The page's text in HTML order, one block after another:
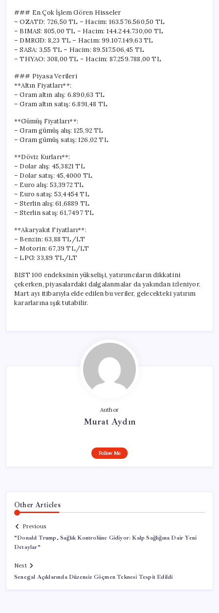
### En Çok İşlem Gören Hisseler
– OZATD: 726,50 TL – Hacim: 163.576.560,50 TL
– BIMAS: 805,00 TL – Hacim: 144.244.730,00 TL
– DMRGD: 8,23 TL – Hacim: 99.107.149,63 TL
– SASA: 3,55 TL – Hacim: 89.517.506,45 TL
– THYAO: 308,00 TL – Hacim: 87.259.788,00 TL
### Piyasa Verileri
**Altın Fiyatları**:
– Gram altın alış: 6.890,63 TL
– Gram altın satış: 6.891,48 TL
**Gümüş Fiyatları**:
– Gram gümüş alış: 125,92 TL
– Gram gümüş satış: 126,02 TL
**Döviz Kurları**:
– Dolar alış: 45,3821 TL
– Dolar satış: 45,4000 TL
– Euro alış: 53,3972 TL
– Euro satış: 53,4454 TL
– Sterlin alış: 61,6889 TL
– Sterlin satış: 61,7497 TL
**Akaryakıt Fiyatları**:
– Benzin: 63,88 TL/LT
– Motorin: 67,39 TL/LT
– LPG: 33,89 TL/LT
BIST 100 endeksinin yükselişi, yatırımcıların dikkatini
çekerken, piyasalardaki dalgalanmalar da yakından izleniyor.
Mart ayı itibarıyla elde edilen bu veriler, gelecekteki yatırım
kararlarına ışık tutabilir.
Author
Murat Aydın
Follow Me
Other Articles
Previous
“Donald Trump, Sağlık Kontrolüne Gidiyor: Kalp Sağlığına Dair Yeni
Detaylar”
Next
Senegal Açıklarında Düzensiz Göçmen Teknesi Tespit Edildi